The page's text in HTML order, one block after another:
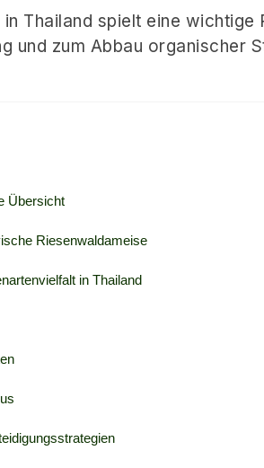
Thailand spielt eine wichtige
und zum Abbau organischer
Übersicht
Riesenwaldameise
in Thailand